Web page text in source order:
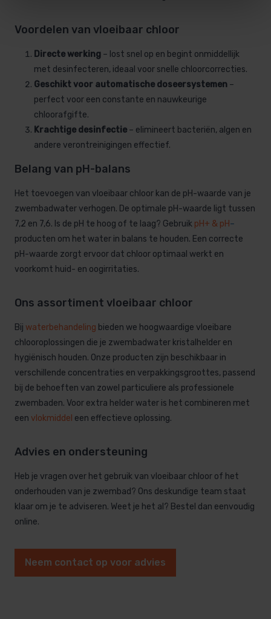
Voordelen van vloeibaar chloor
Directe werking – lost snel op en begint onmiddellijk
met desinfecteren, ideaal voor snelle chloorcorrecties.
Geschikt voor automatische doseersystemen –
perfect voor een constante en nauwkeurige
chloorafgifte.
Krachtige desinfectie – elimineert bacteriën, algen en
andere verontreinigingen effectief.
Belang van pH-balans
Het toevoegen van vloeibaar chloor kan de pH-waarde van je
zwembadwater verhogen. De optimale pH-waarde ligt tussen
7,2 en 7,6. Is de pH te hoog of te laag? Gebruik pH+ & pH–
producten om het water in balans te houden. Een correcte
pH-waarde zorgt ervoor dat chloor optimaal werkt en
voorkomt huid- en oogirritaties.
Ons assortiment vloeibaar chloor
Bij waterbehandeling bieden we hoogwaardige vloeibare
chlooroplossingen die je zwembadwater kristalhelder en
hygiënisch houden. Onze producten zijn beschikbaar in
verschillende concentraties en verpakkingsgroottes, passend
bij de behoeften van zowel particuliere als professionele
zwembaden. Voor extra helder water is het combineren met
een vlokmiddel een effectieve oplossing.
Advies en ondersteuning
Heb je vragen over het gebruik van vloeibaar chloor of het
onderhouden van je zwembad? Ons deskundige team staat
klaar om je te adviseren. Weet je het al? Bestel dan eenvoudig
online.
Neem contact op voor advies